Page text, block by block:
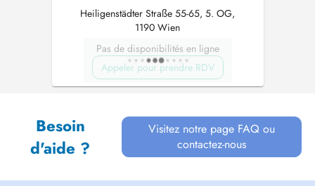
Heiligenstädter Straße 55-65, 5. OG,
1190 Wien
Pas de disponibilités en ligne
Appeler pour prendre RDV
Besoin
d'aide ?
Visitez notre page FAQ ou
contactez-nous